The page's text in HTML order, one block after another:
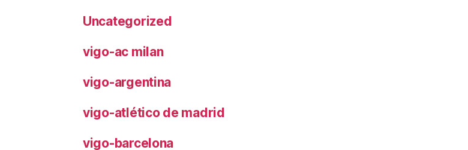
Uncategorized
vigo-ac milan
vigo-argentina
vigo-atlético de madrid
vigo-barcelona